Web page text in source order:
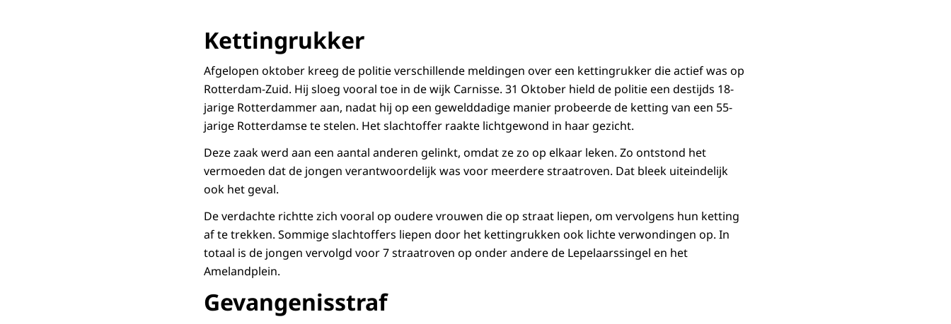
Kettingrukker
Afgelopen oktober kreeg de politie verschillende meldingen over een kettingrukker die actief was op
Rotterdam-Zuid. Hij sloeg vooral toe in de wijk Carnisse. 31 Oktober hield de politie een destijds 18-
jarige Rotterdammer aan, nadat hij op een gewelddadige manier probeerde de ketting van een 55-
jarige Rotterdamse te stelen. Het slachtoffer raakte lichtgewond in haar gezicht.
Deze zaak werd aan een aantal anderen gelinkt, omdat ze zo op elkaar leken. Zo ontstond het
vermoeden dat de jongen verantwoordelijk was voor meerdere straatroven. Dat bleek uiteindelijk
ook het geval.
De verdachte richtte zich vooral op oudere vrouwen die op straat liepen, om vervolgens hun ketting
af te trekken. Sommige slachtoffers liepen door het kettingrukken ook lichte verwondingen op. In
totaal is de jongen vervolgd voor 7 straatroven op onder andere de Lepelaarssingel en het
Amelandplein.
Gevangenisstraf